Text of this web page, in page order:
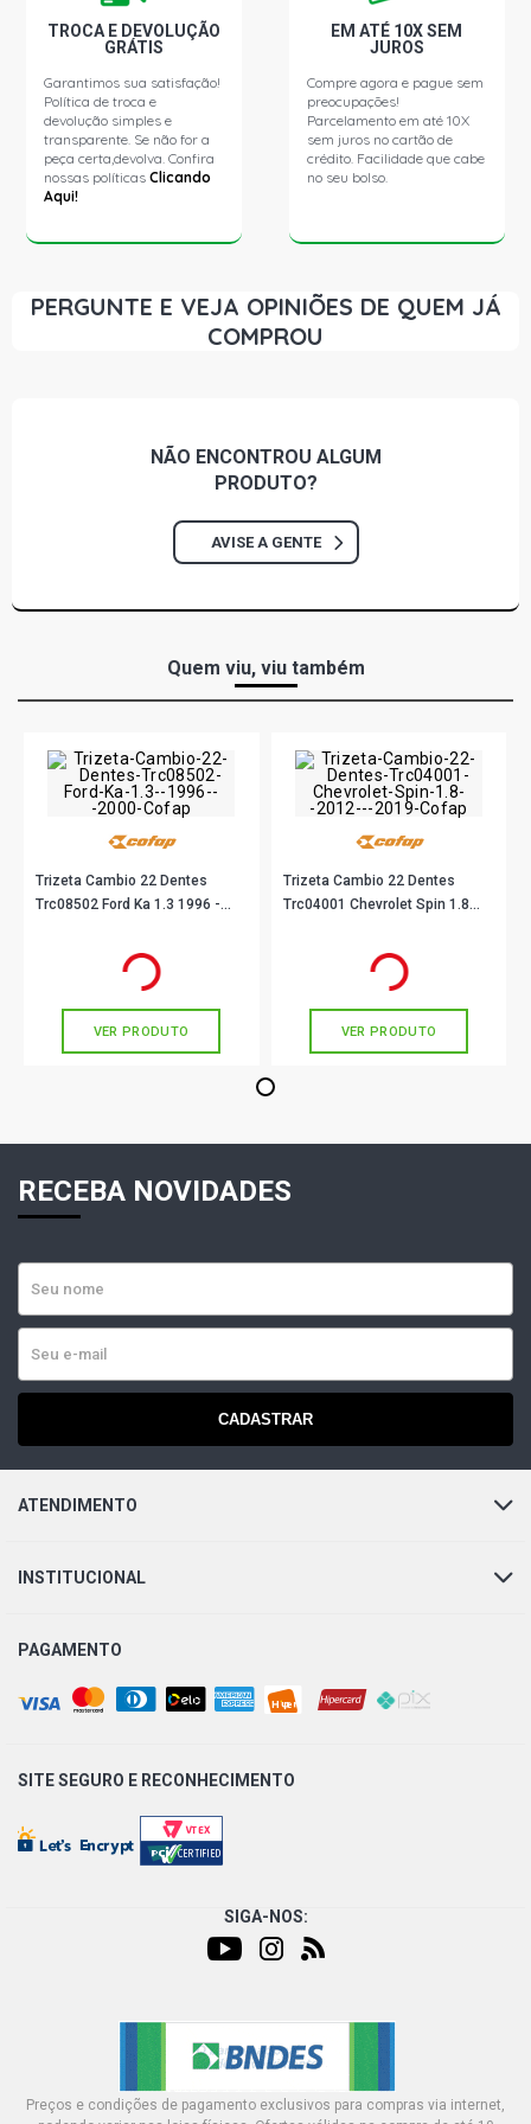
(1995 - 1999)
(1996 - 1999)
FIESTA HATCH IMPORTADO HATCH 1.3 8V ENDURA
GASOLINA (1994 - 1996)
FIESTA HATCH STREET HATCH 1.3 8V ENDURA
FIESTA HATCH CLX HATCH 1.4 16V ZETEC GASOLINA
KA CLX HATCH 1.3 8V ENDURA GASOLINA (1997 - 2000)
KA IMAGE HATCH 1.0 8V ENDURA GASOLINA (1996 -
TROCA E DEVOLUÇÃO
GRÁTIS
Garantimos sua satisfação!
Política de troca e
devolução simples e
transparente. Se não for a
peça certa,devolva. Confira
nossas políticasClicando
Aqui!
EM ATÉ 10X SEM
JUROS
Compre agora e pague sem
preocupações!
Parcelamento em até 10X
sem juros no cartão de
crédito. Facilidade que cabe
no seu bolso.
PERGUNTE E VEJA OPINIÕES DE QUEM JÁ
COMPROU
NÃO ENCONTROU ALGUM
PRODUTO?
AVISE A GENTE
Quem viu, viu também
Trizeta Cambio 22 Dentes
Trc08502 Ford Ka 1.3 1996 -
em até 2x de
VER PRODUTO
Trizeta Cambio 22 Dentes
Trc04001 Chevrolet Spin 1.8
em até 2x de
VER PRODUTO
1
RECEBA NOVIDADES
CADASTRAR
ATENDIMENTO
INSTITUCIONAL
PAGAMENTO
SITE SEGURO E RECONHECIMENTO
SIGA-NOS:
Preços e condições de pagamento exclusivos para compras via internet,